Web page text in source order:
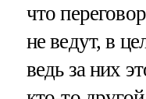
что
не ведут, в
ведь за них